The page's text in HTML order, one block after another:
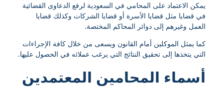
يمكن الاعتماد على المحامي في السعودية لرفع الدعاوى القضائية
في قضايا مثل قضايا الأسرة أو قضايا الشركات وكذلك قضايا
العمل وغيرهم إلى دوائر المحاكم المختصة.
كما يمثل الموكلين أمام القانون ويسعى من خلال كافة الإجراءات
التي يتخذها إلى تحقيق النتائج التي يرغب عملائه في الحصول عليها.
أسماء المحامين المعتمدين